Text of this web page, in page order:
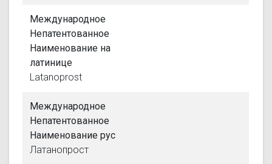
Международное
Непатентованное
Наименование на
латинице
Latanoprost
Международное
Непатентованное
Наименование рус
Латанопрост